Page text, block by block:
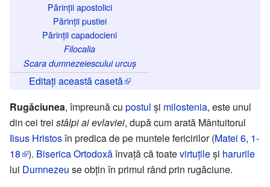
Părinții apostolici
Părinții pustiei
Părinții capadocieni
Filocalia
Scara dumnezeiescului urcuș
Editați această casetă
Rugăciunea, împreună cu postul și milostenia, este unul
din cei trei stâlpi ai evlaviei, după cum arată Mântuitorul
Iisus Hristosîn predica de pe muntele fericirilor (Matei 6, 1-
18
). Biserica Ortodoxăînvață că toatevirtuțileși harurile
lui Dumnezeu se obțin în primul rând prin rugăciune.